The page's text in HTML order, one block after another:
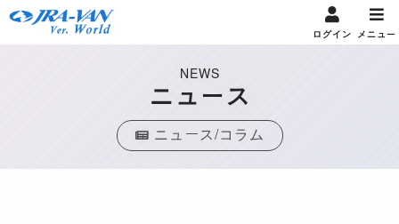
ログイン メニュー
NEWS
ニュース
ニュース/コラム